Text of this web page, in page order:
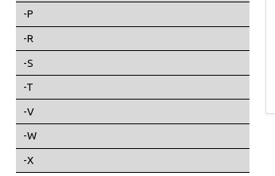
-P
-R
-S
-T
-V
-W
-X